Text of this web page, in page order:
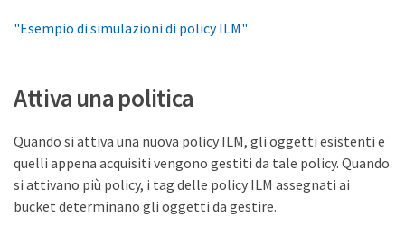
"Esempio di simulazioni di policy ILM"
Attiva una politica
Quando si attiva una nuova policy ILM, gli oggetti esistenti e
quelli appena acquisiti vengono gestiti da tale policy. Quando
si attivano più policy, i tag delle policy ILM assegnati ai
bucket determinano gli oggetti da gestire.